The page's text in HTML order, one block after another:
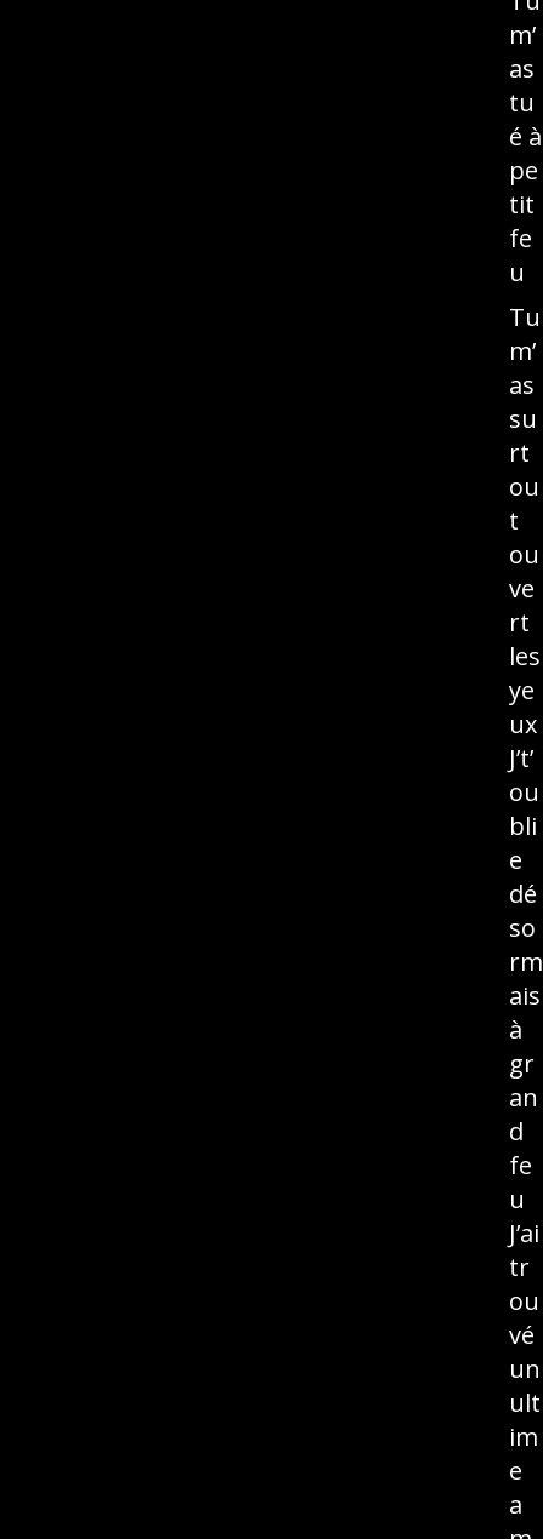
m’
as
tu
é à
pe
tit
fe
u
Tu
m’
as
su
rt
ou
t
ou
ve
rt
les
ye
ux
J’t’
ou
bli
e
dé
so
rm
ais
à
gr
an
d
fe
u
J’ai
tr
ou
vé
un
ult
im
e
a